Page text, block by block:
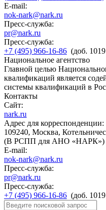
E-mail:
nok-nark@nark.ru
Пресс-служба:
pr@nark.ru
Пресс-служба:
+7 (495) 966-16-86 (доб.
Национальное агентство
Главной целью
квалификаций является
системы квалификаций в
Контакты
Сайт:
nark.ru
Адрес для корреспонденции:
109240, Москва,
(В РСПП для АНО «НАРК»)
E-mail:
nok-nark@nark.ru
Пресс-служба:
pr@nark.ru
Пресс-служба:
+7 (495) 966-16-86 (доб.